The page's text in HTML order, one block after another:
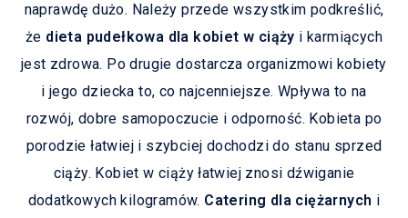
naprawdę dużo. Należy przede wszystkim podkreślić,
że dieta pudełkowa dla kobiet w ciąży i karmiących
jest zdrowa. Po drugie dostarcza organizmowi kobiety
i jego dziecka to, co najcenniejsze. Wpływa to na
rozwój, dobre samopoczucie i odporność. Kobieta po
porodzie łatwiej i szybciej dochodzi do stanu sprzed
ciąży. Kobiet w ciąży łatwiej znosi dźwiganie
dodatkowych kilogramów. Catering dla ciężarnych i